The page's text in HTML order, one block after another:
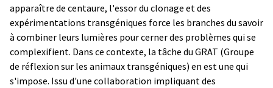
apparaître de centaure, l'essor du clonage et des
expérimentations transgéniques force les branches du savoir
à combiner leurs lumières pour cerner des problèmes qui se
complexifient. Dans ce contexte, la tâche du GRAT (Groupe
de réflexion sur les animaux transgéniques) en est une qui
s'impose. Issu d'une collaboration impliquant des